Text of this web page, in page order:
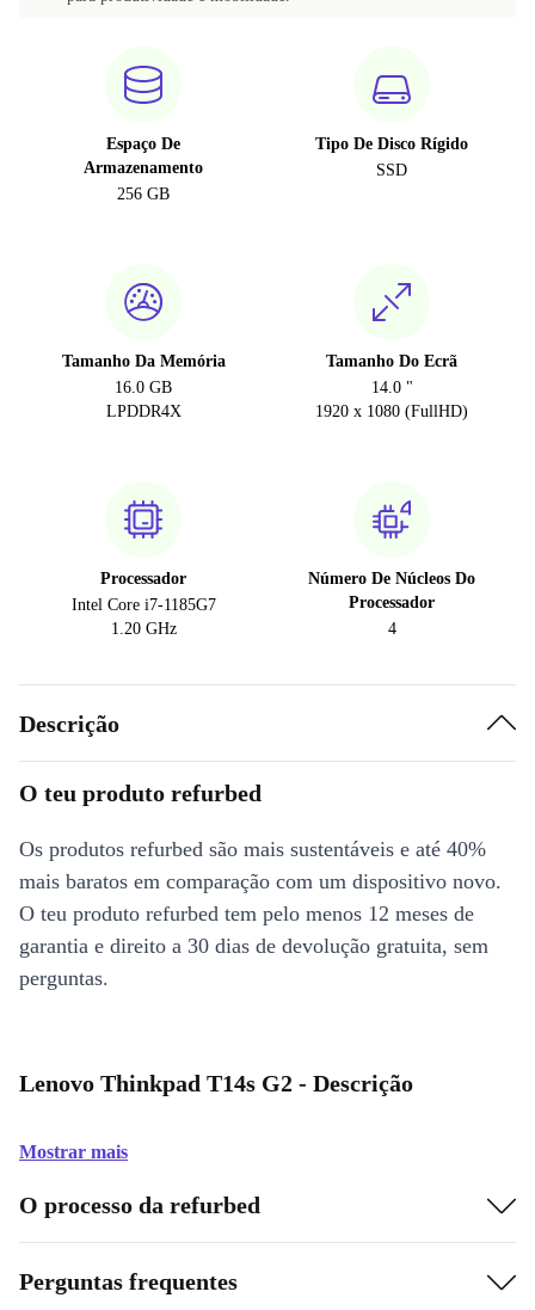
Espaço De
Armazenamento
256 GB
Tipo De Disco Rígido
SSD
Tamanho Da Memória
16.0 GB
LPDDR4X
Tamanho Do Ecrã
14.0 "
1920 x 1080 (FullHD)
Processador
Intel Core i7-1185G7
1.20 GHz
Número De Núcleos Do
Processador
4
Descrição
O teu produto refurbed
Os produtos refurbed são mais sustentáveis e até 40%
mais baratos em comparação com um dispositivo novo.
O teu produto refurbed tem pelo menos 12 meses de
garantia e direito a 30 dias de devolução gratuita, sem
perguntas.
Lenovo Thinkpad T14s G2 - Descrição
Mostrar mais
O processo da refurbed
Perguntas frequentes